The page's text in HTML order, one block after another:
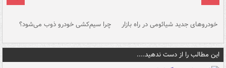
خودروهای جدید شیائومی در راه بازار چرا سیم‌کشی خودرو ذوب می‌شود؟
این مطالب را از دست ندهید....